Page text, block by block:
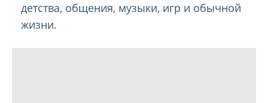
детства, общения, музыки, игр и обычной
жизни.